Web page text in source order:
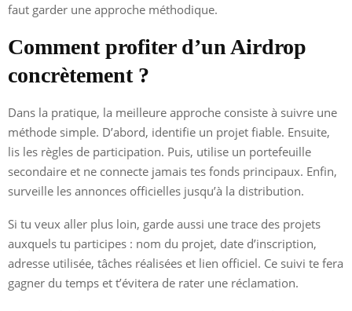
faut garder une approche méthodique.
Comment profiter d’un Airdrop
concrètement ?
Dans la pratique, la meilleure approche consiste à suivre une
méthode simple. D’abord, identifie un projet fiable. Ensuite,
lis les règles de participation. Puis, utilise un portefeuille
secondaire et ne connecte jamais tes fonds principaux. Enfin,
surveille les annonces officielles jusqu’à la distribution.
Si tu veux aller plus loin, garde aussi une trace des projets
auxquels tu participes : nom du projet, date d’inscription,
adresse utilisée, tâches réalisées et lien officiel. Ce suivi te fera
gagner du temps et t’évitera de rater une réclamation.